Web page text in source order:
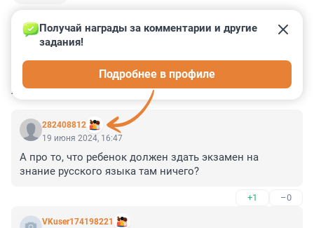
КОММЕНТАРИИ 2
282408812
Получай награды за комментарии и другие
задания!
Подробнее в профиле
19 июня 2024, 16:47
А про то, что ребенок должен здать экзамен на
знание русского языка там ничего?
+1 –0
VKuser174198221